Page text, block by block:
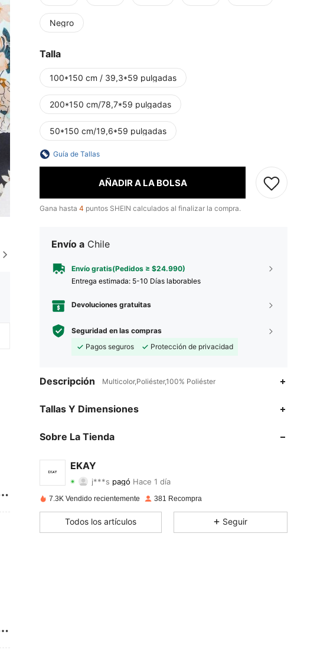
Negro
Talla
100*150 cm / 39,3*59 pulgadas
200*150 cm/78,7*59 pulgadas
50*150 cm/19,6*59 pulgadas
Guía de Tallas
AÑADIR A LA BOLSA
Gana hasta 4 puntos SHEIN calculados al finalizar la compra.
Envío a Chile
Envío gratis(Pedidos ≥ $24.990)
Entrega estimada: 5-10 Días laborables
Devoluciones gratuitas
Seguridad en las compras
Pagos seguros
Protección de privacidad
Descripción Multicolor,Poliéster,100% Poliéster
Tallas Y Dimensiones
Sobre La Tienda
EKAY
4,87
4,87
j***s
v***8 seguidoHace 1 día
4,87
7.3K Vendido recientemente 381 Recompra
Todos los artículos Seguir